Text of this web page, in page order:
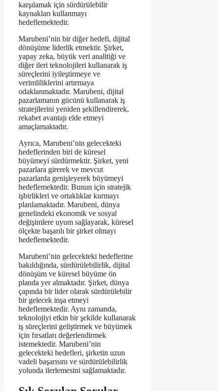
karşılamak için sürdürülebilir
kaynakları kullanmayı
hedeflemektedir.
Marubeni’nin bir diğer hedefi, dijital
dönüşüme liderlik etmektir. Şirket,
yapay zeka, büyük veri analitiği ve
diğer ileri teknolojileri kullanarak iş
süreçlerini iyileştirmeye ve
verimliliklerini artırmaya
odaklanmaktadır. Marubeni, dijital
pazarlamanın gücünü kullanarak iş
stratejilerini yeniden şekillendirerek,
rekabet avantajı elde etmeyi
amaçlamaktadır.
Ayrıca, Marubeni’nin gelecekteki
hedeflerinden biri de küresel
büyümeyi sürdürmektir. Şirket, yeni
pazarlara girerek ve mevcut
pazarlarda genişleyerek büyümeyi
hedeflemektedir. Bunun için stratejik
işbirlikleri ve ortaklıklar kurmayı
planlamaktadır. Marubeni, dünya
genelindeki ekonomik ve sosyal
değişimlere uyum sağlayarak, küresel
ölçekte başarılı bir şirket olmayı
hedeflemektedir.
Marubeni’nin gelecekteki hedeflerine
bakıldığında, sürdürülebilirlik, dijital
dönüşüm ve küresel büyüme ön
planda yer almaktadır. Şirket, dünya
çapında bir lider olarak sürdürülebilir
bir gelecek inşa etmeyi
hedeflemektedir. Aynı zamanda,
teknolojiyi etkin bir şekilde kullanarak
iş süreçlerini geliştirmek ve büyümek
için fırsatları değerlendirmek
istemektedir. Marubeni’nin
gelecekteki hedefleri, şirketin uzun
vadeli başarısını ve sürdürülebilirlik
yolunda ilerlemesini sağlamaktadır.